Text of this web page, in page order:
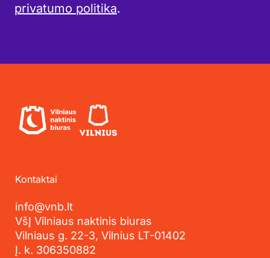
privatumo politika.
Kontaktai
info@vnb.lt
VšĮ Vilniaus naktinis biuras
Vilniaus g. 22-3, Vilnius LT-01402
Į. k. 306350882